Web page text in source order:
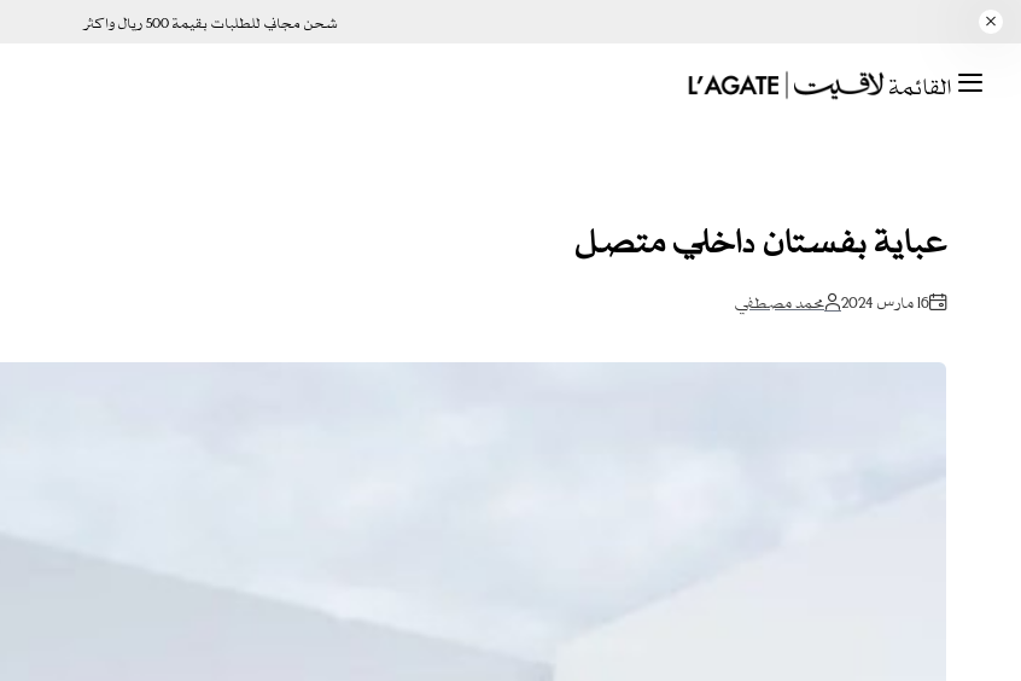
شحن مجاني للطلبات بقيمة 500 ريال واكثر
القائمة
عباية بفستان داخلي متصل
16 مارس 2024 محمد مصطفي